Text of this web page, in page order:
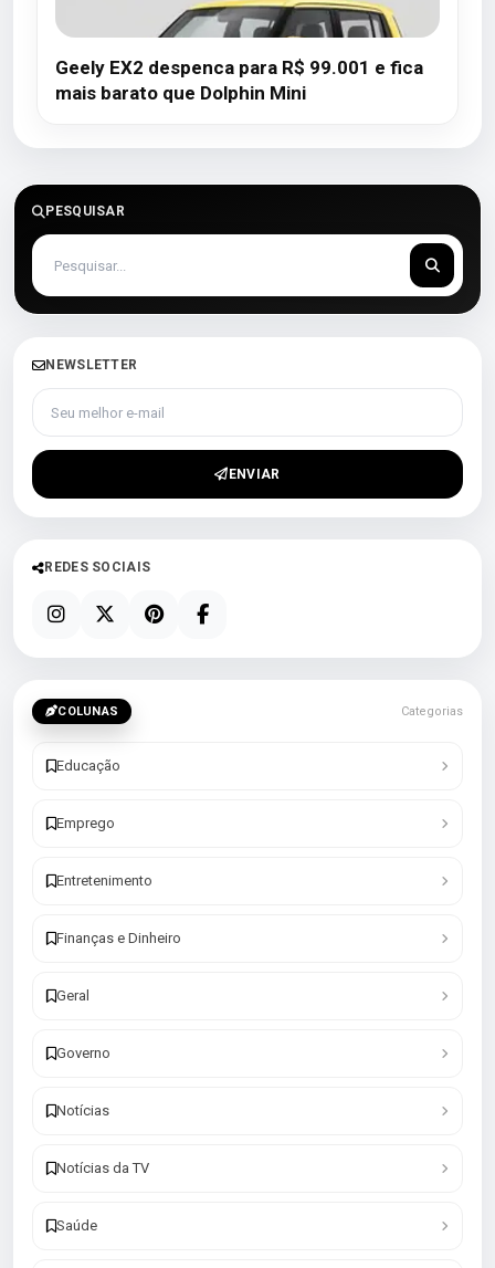
Geely EX2 despenca para R$ 99.001 e fica
mais barato que Dolphin Mini
PESQUISAR
NEWSLETTER
Seu melhor e-mail
ENVIAR
REDES SOCIAIS
COLUNAS Categorias
Educação
Emprego
Entretenimento
Finanças e Dinheiro
Geral
Governo
Notícias
Notícias da TV
Saúde